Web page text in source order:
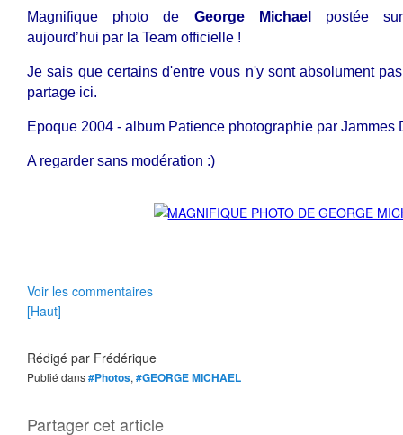
Magnifique photo de George Michael
postée
aujourd’hui par la Team officielle !
Je sais que certains d'entre vous n'y sont absolument
partage ici.
Epoque 2004 - album Patience photographie par Jammes
A regarder sans modération :)
Voir les commentaires
[Haut]
Rédigé par Frédérique
Publié dans#Photos, #GEORGE MICHAEL
Partager cet article